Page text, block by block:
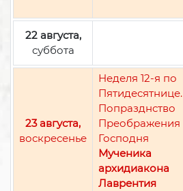
22 августа,
суббота
23 августа,
воскресенье
Неделя 12-я по
Пятидесятнице.
Попразднство
Преображения
Господня
Мученика
архидиакона
Лаврентия